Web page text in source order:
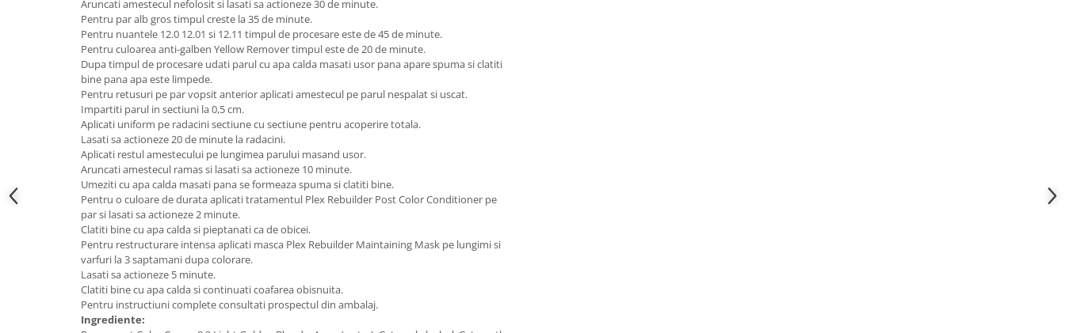
Aruncati amestecul nefolosit si lasati sa actioneze 30 de minute.
Pentru par alb gros timpul creste la 35 de minute.
Pentru nuantele 12.0 12.01 si 12.11 timpul de procesare este de 45 de minute.
Pentru culoarea anti-galben Yellow Remover timpul este de 20 de minute.
Dupa timpul de procesare udati parul cu apa calda masati usor pana apare spuma si clatiti
bine pana apa este limpede.
Pentru retusuri pe par vopsit anterior aplicati amestecul pe parul nespalat si uscat.
Impartiti parul in sectiuni la 0,5 cm.
Aplicati uniform pe radacini sectiune cu sectiune pentru acoperire totala.
Lasati sa actioneze 20 de minute la radacini.
Aplicati restul amestecului pe lungimea parului masand usor.
Aruncati amestecul ramas si lasati sa actioneze 10 minute.
Umeziti cu apa calda masati pana se formeaza spuma si clatiti bine.
Pentru o culoare de durata aplicati tratamentul Plex Rebuilder Post Color Conditioner pe
par si lasati sa actioneze 2 minute.
Clatiti bine cu apa calda si pieptanati ca de obicei.
Pentru restructurare intensa aplicati masca Plex Rebuilder Maintaining Mask pe lungimi si
varfuri la 3 saptamani dupa colorare.
Lasati sa actioneze 5 minute.
Clatiti bine cu apa calda si continuati coafarea obisnuita.
Pentru instructiuni complete consultati prospectul din ambalaj.
Ingrediente: